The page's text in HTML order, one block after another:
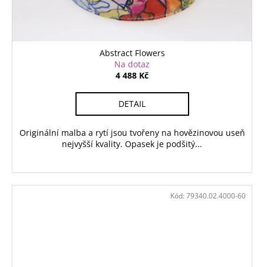
Abstract Flowers
Na dotaz
4 488 Kč
DETAIL
Originální malba a rytí jsou tvořeny na hovězinovou useň
nejvyšší kvality. Opasek je podšitý...
Kód: 79340.02.4000-60